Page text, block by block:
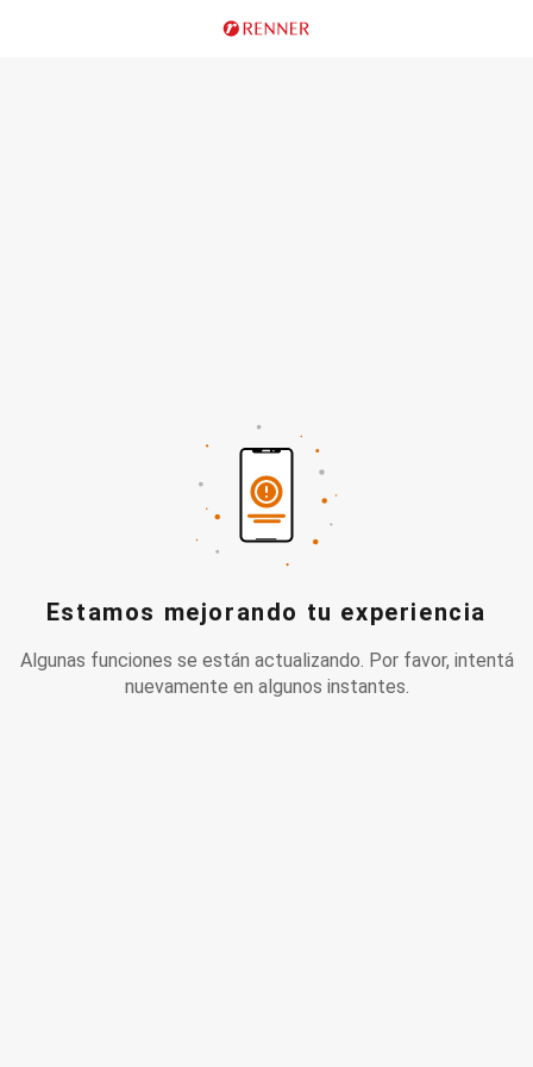
Estamos mejorando tu experiencia
Algunas funciones se están actualizando. Por favor, intentá
nuevamente en algunos instantes.